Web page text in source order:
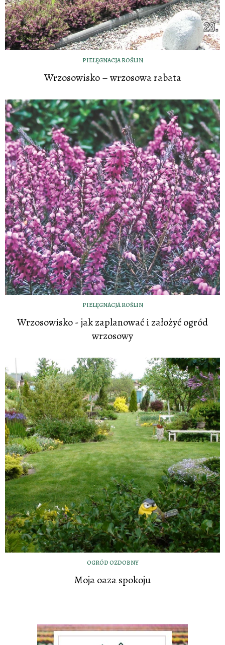
PIELĘGNACJA ROŚLIN
Wrzosowisko – wrzosowa rabata
PIELĘGNACJA ROŚLIN
Wrzosowisko - jak zaplanować i założyć ogród
wrzosowy
OGRÓD OZDOBNY
Moja oaza spokoju